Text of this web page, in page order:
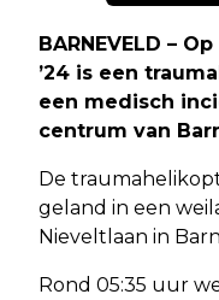
BARNEVELD –
’24 is een
een medisch
centrum van
De
geland in een
Nieveltlaan in
Rond 05:35 uur